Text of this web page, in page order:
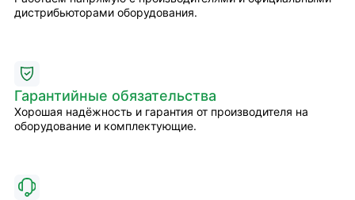
дистрибьюторами оборудования.
Гарантийные обязательства
Хорошая надёжность и гарантия от производителя на
оборудование и комплектующие.